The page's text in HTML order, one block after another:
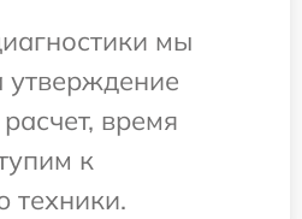
мы
утверждение
время
к
техники.